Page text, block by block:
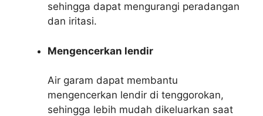
sehingga dapat mengurangi peradangan
dan iritasi.
Mengencerkan lendir
Air garam dapat membantu
mengencerkan lendir di tenggorokan,
sehingga lebih mudah dikeluarkan saat